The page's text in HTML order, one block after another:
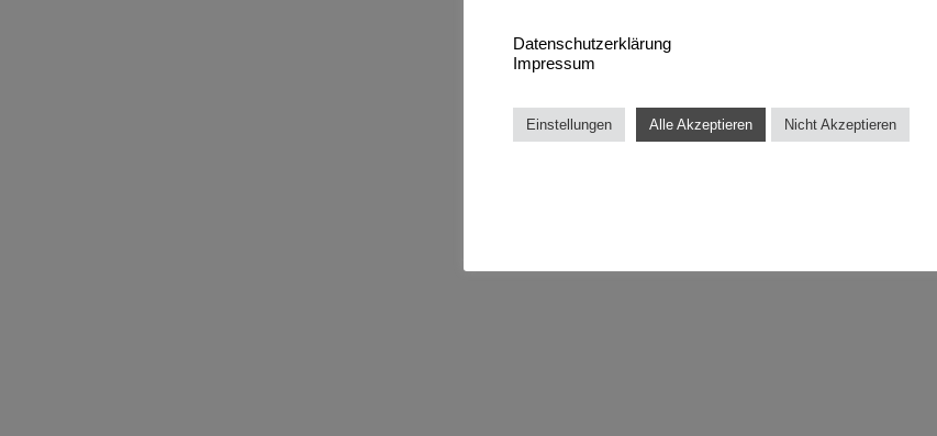
Datenschutzerklärung
Impressum
Einstellungen Alle Akzeptieren Nicht Akzeptieren